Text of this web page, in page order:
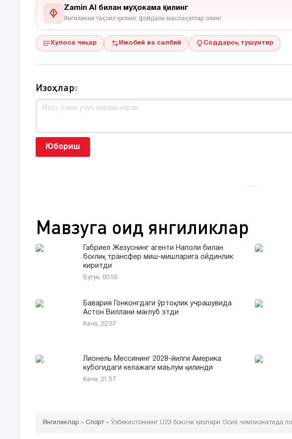
Zamin AI билан муҳокама қилинг
Янгиликни таҳлил қилинг, фойдали маслаҳатлар олинг
Хулоса чиқар Ижобий ва салбий Соддароқ тушунтир
Изоҳлар0
Юбориш
…
Мавзуга оид янгиликлар
Габриел Жезуснинг агенти Наполи билан
боғлиқ трансфер миш-мишларига ойдинлик
киритди
Бугун, 00:55
Бавария Гонконгдаги ўртоқлик учрашувида
Астон Виллани мағлуб этди
Кеча, 22:37
Лионель Мессининг 2028-йилги Америка
кубогидаги келажаги маълум қилинди
Кеча, 21:57
Янгиликлар » Спорт» Ўзбекистоннинг U23 боксчи қизлари Осиё чемпионатида